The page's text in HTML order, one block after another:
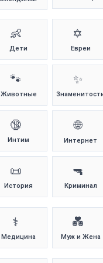
👶
Дети
✡️
Евреи
🐾
Животные
✨
🔞
Интим
🌐
Интернет
📜
История
🔫
Криминал
⚕️
Медицина
💑
Муж и Жена